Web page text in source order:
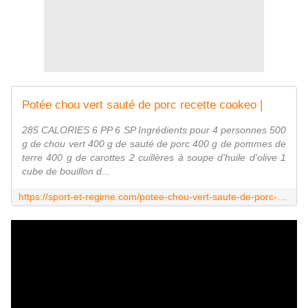
Potée chou vert sauté de porc recette cookeo |
285 CALORIES 6 PP 6 SP Ingrédients pour 4 personnes 500
g de chou vert 400 g de sauté de porc 400 g de pommes de
terre 400 g de carottes 2 cuillères à soupe d'huile d'olive 1
cube de bouillon d...